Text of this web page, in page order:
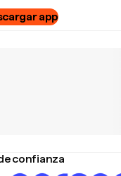
app
confianza